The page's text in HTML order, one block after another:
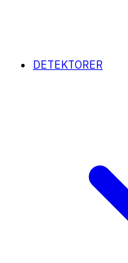
DETEKTORER